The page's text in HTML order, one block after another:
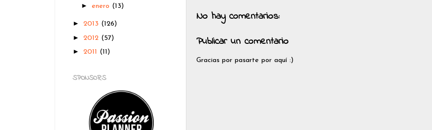
No hay comentarios:
Publicar un comentario
Gracias por pasarte por aquí :)
►enero (13)
► 2013 (126)
► 2012 (57)
► 2011 (11)
SPONSORS